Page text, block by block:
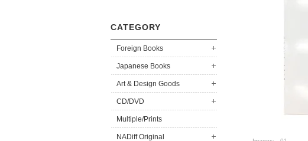
CATEGORY
Foreign Books
Japanese Books
Art & Design Goods
CD/DVD
Multiple/Prints
NADiff Original